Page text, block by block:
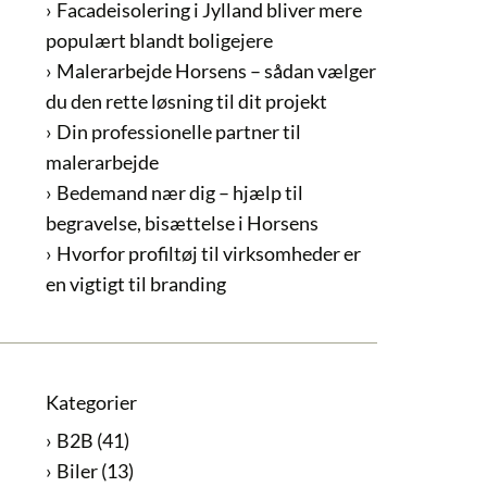
Facadeisolering i Jylland bliver mere
populært blandt boligejere
Malerarbejde Horsens – sådan vælger
du den rette løsning til dit projekt
Din professionelle partner til
malerarbejde
Bedemand nær dig – hjælp til
begravelse, bisættelse i Horsens
Hvorfor profiltøj til virksomheder er
en vigtigt til branding
Kategorier
B2B (41)
Biler(13)